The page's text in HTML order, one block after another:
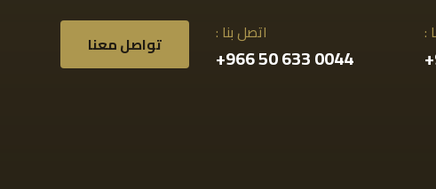
تواصل معنا اتصل بنا :
0044 633 50 966+
: